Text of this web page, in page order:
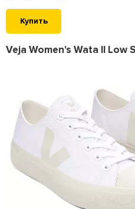
Купить
Veja Women's Wata II Low